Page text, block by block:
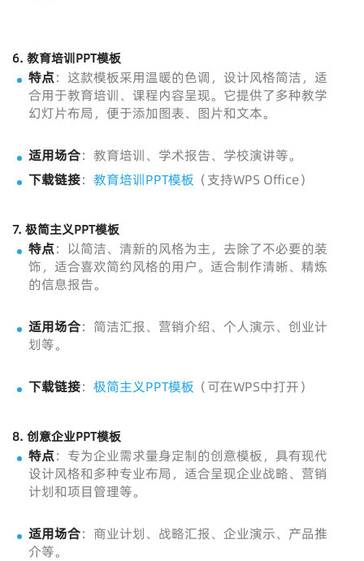
6. 教育培训PPT模板
特点：这款模板采用温暖的色调，设计风格简洁，适
合用于教育培训、课程内容呈现。它提供了多种教学
幻灯片布局，便于添加图表、图片和文本。
适用场合：教育培训、学术报告、学校演讲等。
下载链接： 教育培训PPT模板 （支持WPS Office）
7. 极简主义PPT模板
特点：以简洁、清新的风格为主，去除了不必要的装
饰，适合喜欢简约风格的用户。适合制作清晰、精炼
的信息报告。
适用场合：简洁汇报、营销介绍、个人演示、创业计
划等。
下载链接： 极简主义PPT模板 （可在WPS中打开）
8. 创意企业PPT模板
特点：专为企业需求量身定制的创意模板，具有现代
设计风格和多种专业布局，适合呈现企业战略、营销
计划和项目管理等。
适用场合：商业计划、战略汇报、企业演示、产品推
介等。